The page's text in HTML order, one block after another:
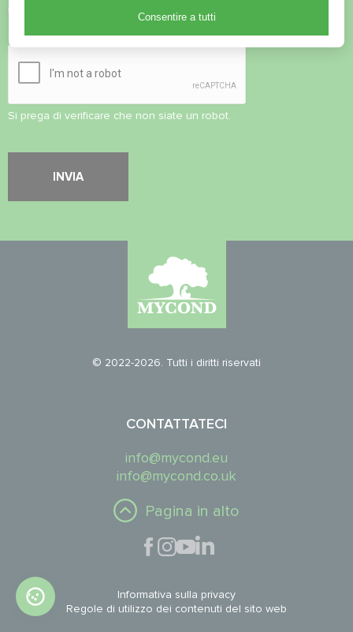
informativa sulla privacy
Controllo di sicurezza*
Si prega di verificare che non siate un robot.
© 2022-2026. Tutti i diritti riservati
CONTATTATECI
info@mycond.eu
info@mycond.co.uk
Pagina in alto
Informativa sulla privacy
Regole di utilizzo dei contenuti del sito web
Consentire a tutti